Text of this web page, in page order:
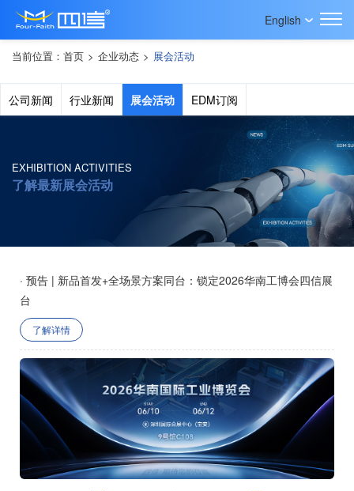
English
当前位置： 首页 > 企业动态 > 展会活动
公司新闻 行业新闻 展会活动 EDM订阅
EXHIBITION ACTIVITIES
了解最新展会活动
· 预告 | 新品首发+全场景方案同台：锁定2026华南工博会四信展
台
了解详情